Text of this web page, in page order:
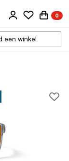
0
een winkel